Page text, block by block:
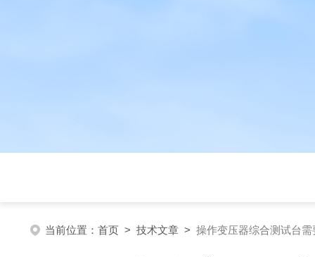
当前位置： 首页 > 技术文章 > 操作变压器综合测试台